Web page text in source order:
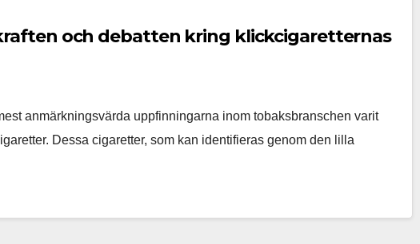
och debatten kring klickcigaretternas
anmärkningsvärda uppfinningarna inom tobaksbranschen varit
Dessa cigaretter, som kan identifieras genom den lilla